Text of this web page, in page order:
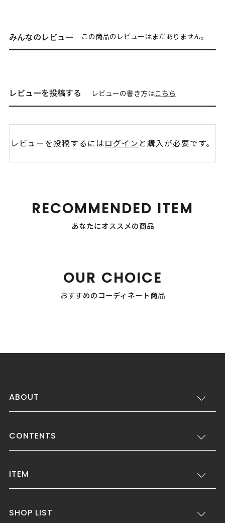
みんなのレビュー この商品のレビューはまだありません。
レビューを投稿する レビューの書き方はこちら
レビューを投稿するにはログイン と購入が必要です。
RECOMMENDED ITEM
あなたにオススメの商品
OUR CHOICE
おすすめのコーディネート商品
ABOUT
CONTENTS
ITEM
SHOP LIST